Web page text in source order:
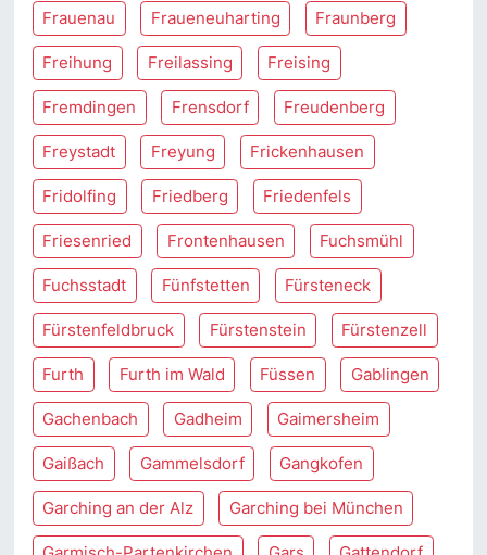
Frauenau Fraueneuharting Fraunberg
Freihung Freilassing Freising
Fremdingen Frensdorf Freudenberg
Freystadt Freyung Frickenhausen
Fridolfing Friedberg Friedenfels
Friesenried Frontenhausen Fuchsmühl
Fuchsstadt Fünfstetten Fürsteneck
Fürstenfeldbruck Fürstenstein Fürstenzell
Furth Furth im Wald Füssen Gablingen
Gachenbach Gadheim Gaimersheim
Gaißach Gammelsdorf Gangkofen
Garching an der Alz Garching bei München